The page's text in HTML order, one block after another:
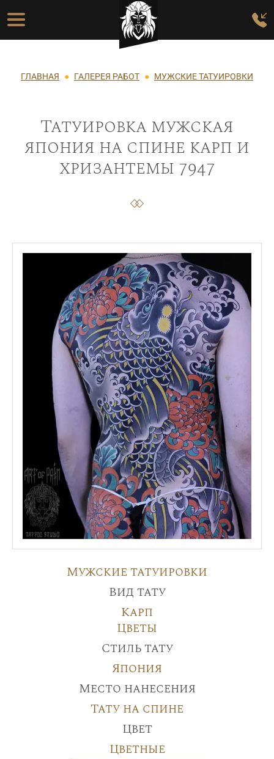
Перейти к основному содержанию
Основная навигация
Строка навигации
ГЛАВНАЯ ГАЛЕРЕЯ РАБОТ МУЖСКИЕ ТАТУИРОВКИ
Татуировка мужская
япония на спине карп и
хризантемы 7947
Мужские татуировки
Вид тату
Карп
Цветы
Стиль тату
Япония
Место нанесения
Тату на спине
Цвет
Цветные